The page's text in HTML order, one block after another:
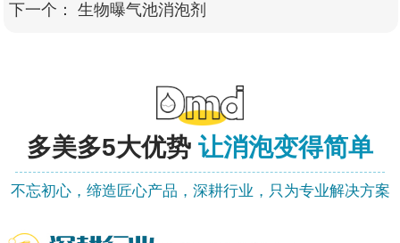
下一个： 生物曝气池消泡剂
多美多5大优势 让消泡变得简单
不忘初心，缔造匠心产品，深耕行业，只为专业解决方案